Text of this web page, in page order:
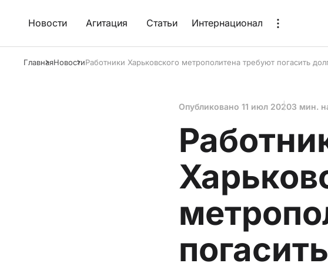
Новости Агитация Статьи Интернационал
ГлавнаяНовостиРаботники Харьковского метрополитена требуют погасить
Опубликовано 11 июл 20203 мин.